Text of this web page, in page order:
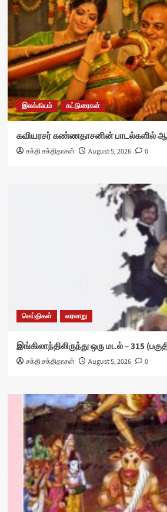
இலக்கியம் கட்டுரைகள்
கவியரசர் கண்ணதாசனின் பாடல்களில்
சக்தி சக்திதாசன் August 5, 2026 0
செய்திகள் வரலாறு
இங்கிலாந்திலிருந்து ஒரு மடல் – 315
சக்தி சக்திதாசன் August 5, 2026 0